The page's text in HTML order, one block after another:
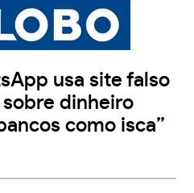
usa site falso
dinheiro
como isca”